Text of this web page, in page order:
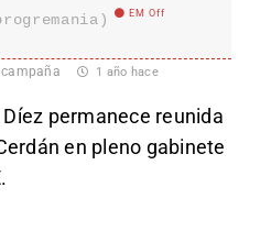
EM Off
1 año hace
Díez permanece reunida
en pleno gabinete